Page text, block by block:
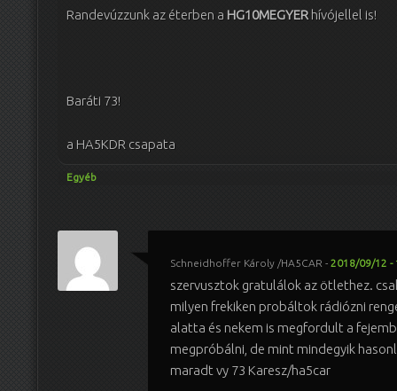
Randevúzzunk az éterben a HG10MEGYER hívójellel is!
Baráti 73!
a HA5KDR csapata
Egyéb
Schneidhoffer Károly /HA5CAR - 2018/09/12 -
szervusztok gratulálok az ötlethez.
milyen frekiken probáltok rádiózni
alatta és nekem is megfordult a
megpróbálni, de mint mindegyik
maradt vy 73 Karesz/ha5car